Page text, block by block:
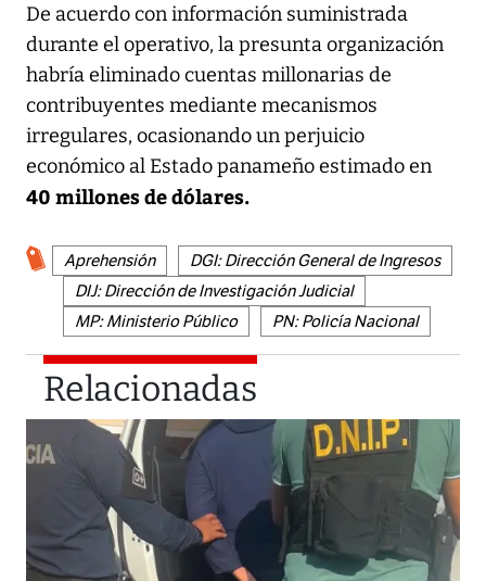
De acuerdo con información suministrada
durante el operativo, la presunta organización
habría eliminado cuentas millonarias de
contribuyentes mediante mecanismos
irregulares, ocasionando un perjuicio
económico al Estado panameño estimado en
40 millones de dólares.
Aprehensión
DGI: Dirección General de Ingresos
DIJ: Dirección de Investigación Judicial
MP: Ministerio Público
PN: Policía Nacional
Relacionadas